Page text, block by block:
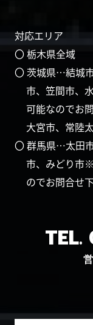
対応エリア
〇 栃木県全域
〇 茨城県…結城
市、笠間市、
可能なのでお
大宮市、常陸
〇 群馬県…太田
市、みどり市
のでお問合せ
TEL.